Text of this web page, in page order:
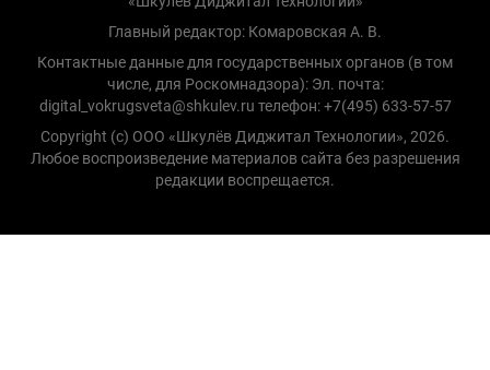
Главный редактор: Комаровская А. В.
Контактные данные для государственных органов (в том
числе, для Роскомнадзора): Эл. почта:
digital_vokrugsveta@shkulev.ru телефон: +7(495) 633-57-57
Copyright (с) ООО «Шкулёв Диджитал Технологии», 2026.
Любое воспроизведение материалов сайта без разрешения
редакции воспрещается.